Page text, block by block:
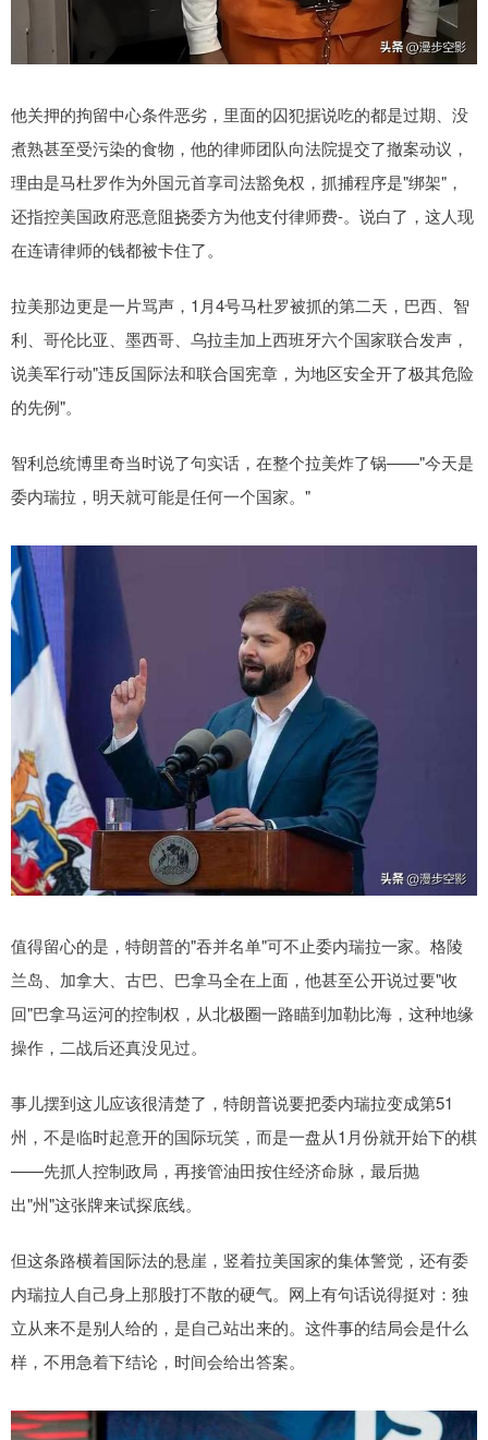
他关押的拘留中心条件恶劣，里面的囚犯据说吃的都是过期、没
煮熟甚至受污染的食物，他的律师团队向法院提交了撤案动议，
理由是马杜罗作为外国元首享司法豁免权，抓捕程序是"绑架"，
还指控美国政府恶意阻挠委方为他支付律师费-。说白了，这人现
在连请律师的钱都被卡住了。
拉美那边更是一片骂声，1月4号马杜罗被抓的第二天，巴西、智
利、哥伦比亚、墨西哥、乌拉圭加上西班牙六个国家联合发声，
说美军行动"违反国际法和联合国宪章，为地区安全开了极其危险
的先例"。
智利总统博里奇当时说了句实话，在整个拉美炸了锅——"今天是
委内瑞拉，明天就可能是任何一个国家。"
值得留心的是，特朗普的"吞并名单"可不止委内瑞拉一家。格陵
兰岛、加拿大、古巴、巴拿马全在上面，他甚至公开说过要"收
回"巴拿马运河的控制权，从北极圈一路瞄到加勒比海，这种地缘
操作，二战后还真没见过。
事儿摆到这儿应该很清楚了，特朗普说要把委内瑞拉变成第51
州，不是临时起意开的国际玩笑，而是一盘从1月份就开始下的棋
——先抓人控制政局，再接管油田按住经济命脉，最后抛
出"州"这张牌来试探底线。
但这条路横着国际法的悬崖，竖着拉美国家的集体警觉，还有委
内瑞拉人自己身上那股打不散的硬气。网上有句话说得挺对：独
立从来不是别人给的，是自己站出来的。这件事的结局会是什么
样，不用急着下结论，时间会给出答案。